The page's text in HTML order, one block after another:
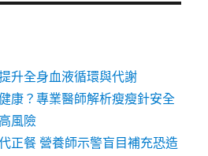
升全身血液循環與代謝
康？專業醫師解析瘦瘦針安全
風險
正餐 營養師示警盲目補充恐造